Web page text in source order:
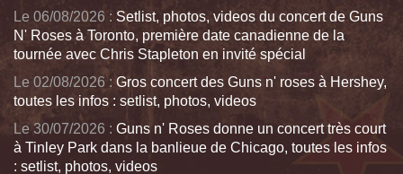
Le 06/08/2026 : Setlist, photos, videos du concert de Guns
N' Roses à Toronto, première date canadienne de la
tournée avec Chris Stapleton en invité spécial
Le 02/08/2026 : Gros concert des Guns n' roses à Hershey,
toutes les infos : setlist, photos, videos
Le 30/07/2026 : Guns n' Roses donne un concert très court
à Tinley Park dans la banlieue de Chicago, toutes les infos
: setlist, photos, videos